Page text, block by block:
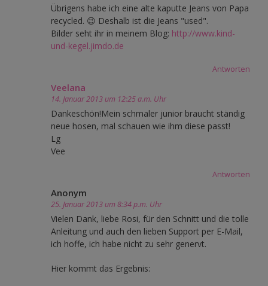
Übrigens habe ich eine alte kaputte Jeans von Papa
recycled. 😉 Deshalb ist die Jeans "used".
Bilder seht ihr in meinem Blog: http://www.kind-
und-kegel.jimdo.de
Antworten
Veelana
14. Januar 2013 um 12:25 a.m. Uhr
Dankeschön!Mein schmaler junior braucht ständig
neue hosen, mal schauen wie ihm diese passt!
Lg
Vee
Antworten
Anonym
25. Januar 2013 um 8:34 p.m. Uhr
Vielen Dank, liebe Rosi, für den Schnitt und die tolle
Anleitung und auch den lieben Support per E-Mail,
ich hoffe, ich habe nicht zu sehr genervt.
Hier kommt das Ergebnis: